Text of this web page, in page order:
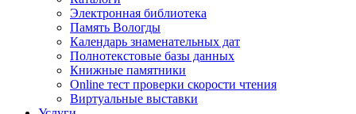
Электронная библиотека
Память Вологды
Календарь знаменательных дат
Полнотекстовые базы данных
Книжные памятники
Online тест проверки скорости чтения
Виртуальные выставки